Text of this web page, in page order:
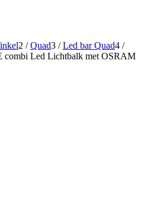
Adapters
2 / Quad3 / Led bar Quad4 /
combi Led Lichtbalk met OSRAM